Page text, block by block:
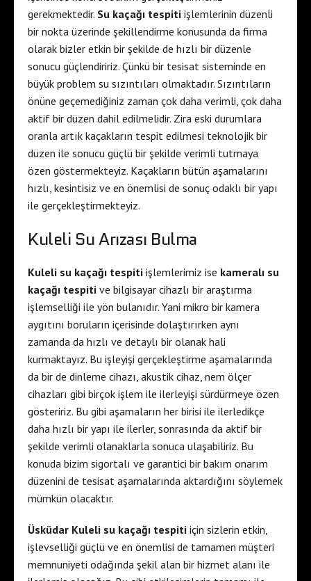
gerekmektedir. Su kaçağı tespiti işlemlerinin düzenli
bir nokta üzerinde şekillendirme konusunda da firma
olarak bizler etkin bir şekilde de hızlı bir düzenle
sonucu güçlendiririz. Çünkü bir tesisat sisteminde en
büyük problem su sızıntıları olmaktadır. Sızıntıların
önüne geçemediğiniz zaman çok daha verimli, çok daha
aktif bir düzen dahil edilmelidir. Zira eski durumlara
oranla artık kaçakların tespit edilmesi teknolojik bir
düzen ile sonucu güçlü bir şekilde verimli tutmaya
özen göstermekteyiz. Kaçakların bütün aşamalarını
hızlı, kesintisiz ve en önemlisi de sonuç odaklı bir yapı
ile gerçekleştirmekteyiz.
Kuleli Su Arızası Bulma
Kuleli su kaçağı tespiti işlemlerimiz ise kameralı su
kaçağı tespiti ve bilgisayar cihazlı bir araştırma
işlemselliği ile yön bulanıdır. Yani mikro bir kamera
aygıtını boruların içerisinde dolaştırırken aynı
zamanda da hızlı ve detaylı bir olanak hali
kurmaktayız. Bu işleyişi gerçekleştirme aşamalarında
da bir de dinleme cihazı, akustik cihaz, nem ölçer
cihazları gibi birçok işlem ile ilerleyişi sürdürmeye özen
gösteririz. Bu gibi aşamaların her birisi ile ilerledikçe
daha hızlı bir yapı ile ilerler, sonrasında da aktif bir
şekilde verimli olanaklarla sonuca ulaşabiliriz. Bu
konuda bizim sigortalı ve garantici bir bakım onarım
düzenini de tesisat aşamalarında aktardığını söylemek
mümkün olacaktır.
Üsküdar Kuleli su kaçağı tespiti için sizlerin etkin,
işlevselliği güçlü ve en önemlisi de tamamen müşteri
memnuniyeti odağında şekil alan bir hizmet alanı ile